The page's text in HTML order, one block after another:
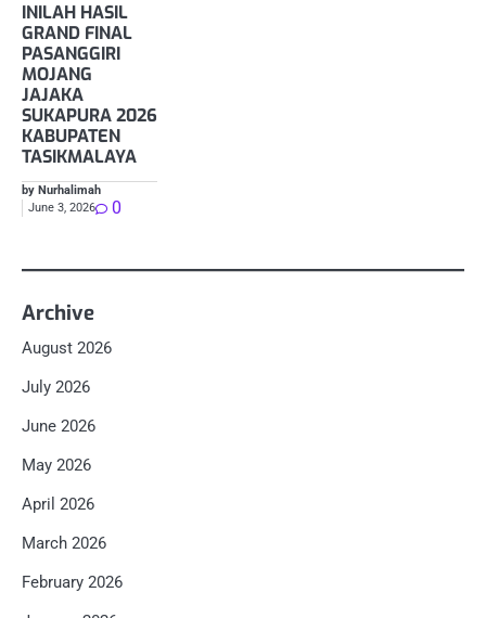
INILAH HASIL
GRAND FINAL
PASANGGIRI
MOJANG
JAJAKA
SUKAPURA 2026
KABUPATEN
TASIKMALAYA
by Nurhalimah
June 3, 2026
0
Archive
August 2026
July 2026
June 2026
May 2026
April 2026
March 2026
February 2026